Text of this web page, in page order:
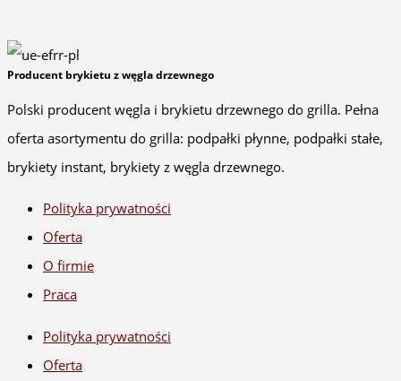
Producent brykietu z węgla drzewnego
Polski producent węgla i brykietu drzewnego do grilla. Pełna
oferta asortymentu do grilla: podpałki płynne, podpałki stałe,
brykiety instant, brykiety z węgla drzewnego.
Polityka prywatności
Oferta
O firmie
Praca
Polityka prywatności
Oferta